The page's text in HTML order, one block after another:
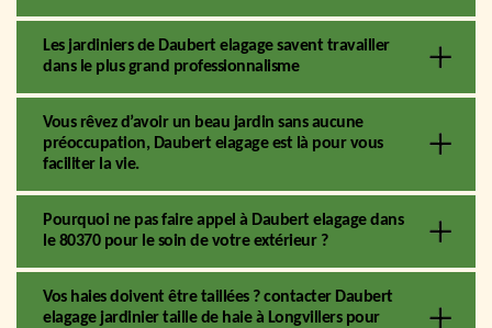
Les jardiniers de Daubert elagage savent travailler
dans le plus grand professionnalisme
Vous rêvez d’avoir un beau jardin sans aucune
préoccupation, Daubert elagage est là pour vous
faciliter la vie.
Pourquoi ne pas faire appel à Daubert elagage dans
le 80370 pour le soin de votre extérieur ?
Vos haies doivent être taillées ? contacter Daubert
elagage jardinier taille de haie à Longvillers pour